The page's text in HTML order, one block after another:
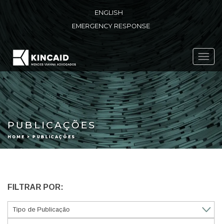
ENGLISH
EMERGENCY RESPONSE
PUBLICAÇÕES
HOME > PUBLICAÇÕES
FILTRAR POR: